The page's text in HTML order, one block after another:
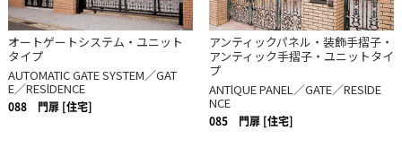
オートゲートシステム・ユニット
タイプ
AUTOMATIC GATE SYSTEM／GAT
E／RESlDENCE
088 門扉 [住宅]
アンティックパネル・装飾手摺子・
アンティック手摺子・ユニットタイ
プ
ANTlQUE PANEL／GATE／RESlDE
NCE
085 門扉 [住宅]